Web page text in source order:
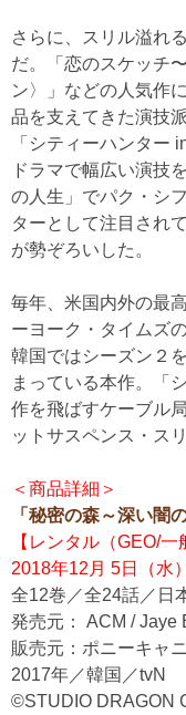
さらに、スリル溢れ
だ。「恋のスケッチ
ン〉」などの人気作
品を支えてきた演技
「シティーハンター
ドラマで幅広い演技
の人生」でパク・シ
ターとして注目され
が勢ぞろいした。
毎年、米国内外の最
ーヨーク・タイムズ
韓国ではシーズン２
まっている本作。「
作を飛ばすケーブル
ットサスペンス・ス
＜商品詳細＞
「秘密の森～深い闇
【レンタル（GEO/一
2018年12月 5日（水
全12巻／全24話／日
発売元： ACM / Jaye
販売元：ポニーキャ
2017年／韓国／tvN
©STUDIO DRAGON